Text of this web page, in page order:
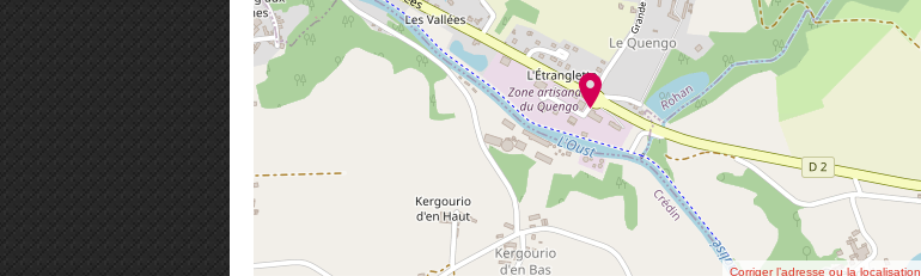
Corriger l’adresse ou la localisation